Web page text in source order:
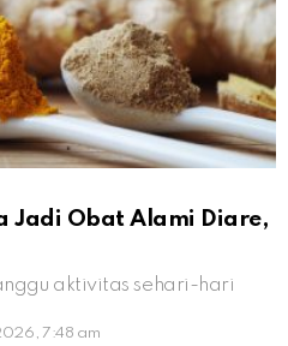
Jadi Obat Alami Diare,
aktivitas sehari-hari
7:48 am